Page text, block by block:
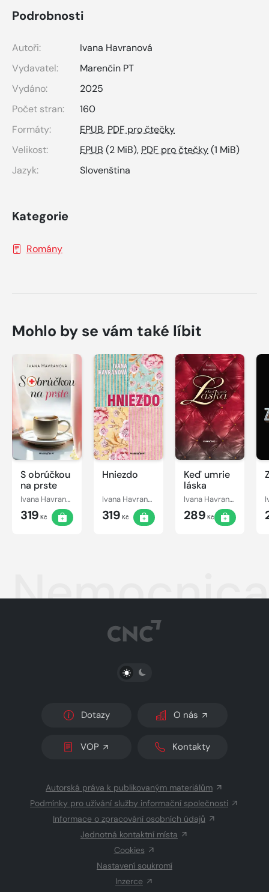
Podrobnosti
Autoři:
Ivana Havranová
Vydavatel:
Marenčin PT
Vydáno:
2025
Počet stran:
160
Formáty:
EPUB, PDF pro čtečky
Velikost:
EPUB (2 MiB), PDF pro čtečky(1 MiB)
Jazyk:
Slovenština
Kategorie
Romány
Mohlo by se vám také líbit
S obrúčkou
na prste
Ivana Havranová
319 Kč
Hniezdo
Ivana Havranová
319 Kč
Keď umrie
láska
Ivana Havranová
289 Kč
Nemocnica
PŘEPNOUT SVĚTLÝ/TMAVÝ REŽIM
Dotazy O nás
VOP Kontakty
Autorská práva k publikovaným materiálům
Podmínky pro užívání služby informační společnosti
Informace o zpracování osobních údajů
Jednotná kontaktní místa
Cookies
Nastavení soukromí
Inzerce